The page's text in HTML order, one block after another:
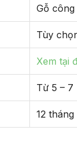
Gỗ công
Tùy
Xem tại
Từ 5 – 7
12 tháng